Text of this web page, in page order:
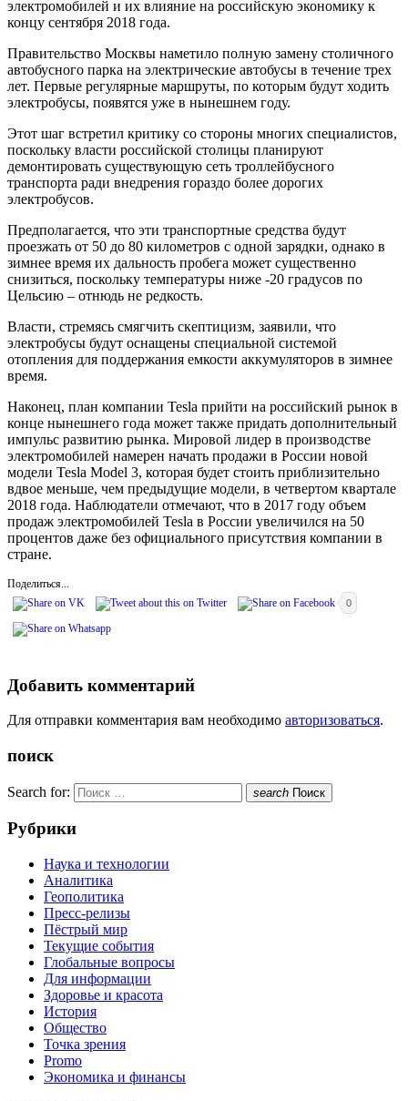
электромобилей и их влияние на российскую экономику к
концу сентября 2018 года.
Правительство Москвы наметило полную замену столичного
автобусного парка на электрические автобусы в течение трех
лет. Первые регулярные маршруты, по которым будут ходить
электробусы, появятся уже в нынешнем году.
Этот шаг встретил критику со стороны многих специалистов,
поскольку власти российской столицы планируют
демонтировать существующую сеть троллейбусного
транспорта ради внедрения гораздо более дорогих
электробусов.
Предполагается, что эти транспортные средства будут
проезжать от 50 до 80 километров с одной зарядки, однако в
зимнее время их дальность пробега может существенно
снизиться, поскольку температуры ниже -20 градусов по
Цельсию – отнюдь не редкость.
Власти, стремясь смягчить скептицизм, заявили, что
электробусы будут оснащены специальной системой
отопления для поддержания емкости аккумуляторов в зимнее
время.
Наконец, план компании Tesla прийти на российский рынок в
конце нынешнего года может также придать дополнительный
импульс развитию рынка. Мировой лидер в производстве
электромобилей намерен начать продажи в России новой
модели Tesla Model 3, которая будет стоить приблизительно
вдвое меньше, чем предыдущие модели, в четвертом квартале
2018 года. Наблюдатели отмечают, что в 2017 году объем
продаж электромобилей Tesla в России увеличился на 50
процентов даже без официального присутствия компании в
стране.
Поделиться...
0
Добавить комментарий
Для отправки комментария вам необходимо авторизоваться.
поиск
Search for: search Поиск
Рубрики
Наука и технологии
Аналитика
Геополитика
Пресс-релизы
Пёстрый мир
Текущие события
Глобальные вопросы
Для информации
Здоровье и красота
История
Общество
Точка зрения
Promo
Экономика и финансы